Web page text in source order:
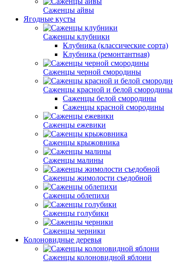
Саженцы айвы
Ягодные кусты
Саженцы клубники
Клубника (классические сорта)
Клубника (ремонтантная)
Саженцы черной смородины
Саженцы красной и белой смородины
Саженцы белой смородины
Саженцы красной смородины
Саженцы ежевики
Саженцы крыжовника
Саженцы малины
Саженцы жимолости съедобной
Саженцы облепихи
Саженцы голубики
Саженцы черники
Колоновидные деревья
Саженцы колоновидной яблони